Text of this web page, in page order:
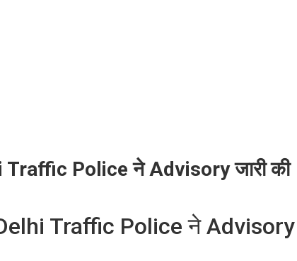
Police ने Advisory जारी की।
Traffic Police ने Advisory